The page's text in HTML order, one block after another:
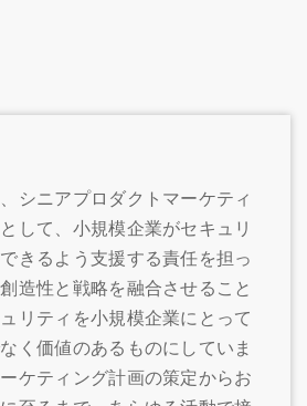
シニアプロダクトマーケティ
して、小規模企業がセキュリ
きるよう支援する責任を担っ
造性と戦略を融合させること
リティを小規模企業にとって
く価値のあるものにしていま
ケティング計画の策定からお